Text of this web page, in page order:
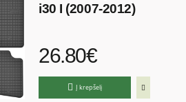
i30 I (2007-2012)
26.80€
Į krepšelį